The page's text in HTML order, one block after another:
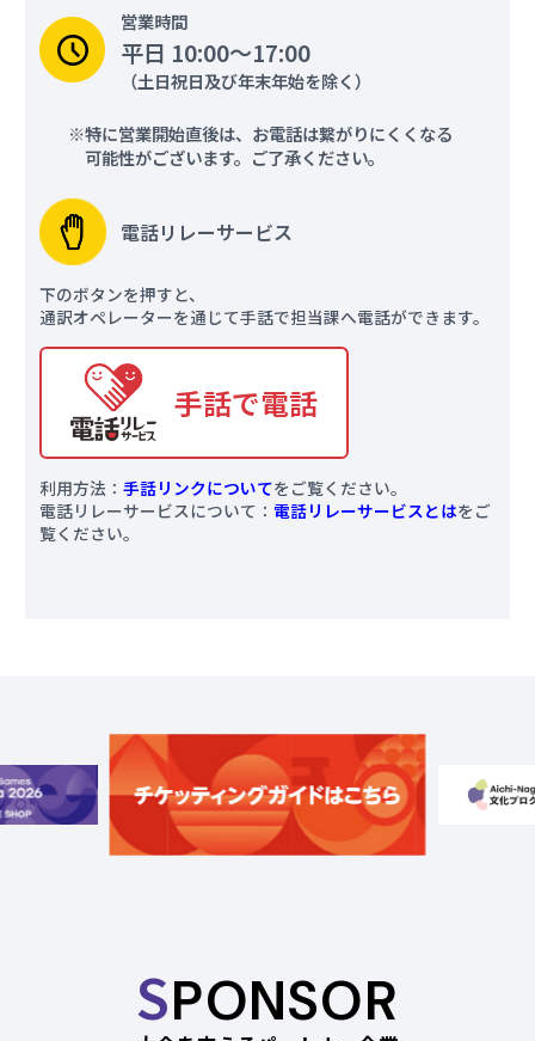
愛知
名古屋市稲永スポー
パラフェンシング
more 愛知
ウィングアリーナ刈
名古屋市東山公園テ
ニスセンター
車いすテニス
more
営業時間
平日 10:00～17:00
（土日祝日及び年末年始を除く）
特に営業開始直後は、お電話は繋がりにくくなる
可能性がございます。ご了承ください。
電話リレーサービス
下のボタンを押すと、
通訳オペレーターを通じて手話で担当課へ電話ができます。
手話で電話
利用方法： 手話リンクについてをご覧ください。
電話リレーサービスについて： 電話リレーサービスとはをご
覧ください。
SPONSOR